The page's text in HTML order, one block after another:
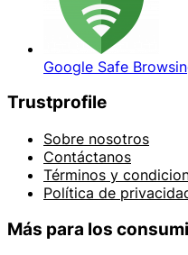
Google Safe
Trustprofile
Sobre nosotros
Contáctanos
Términos y
Política de
Más para los